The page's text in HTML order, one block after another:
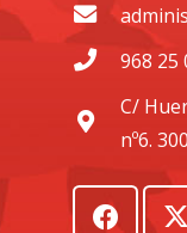
968 25
C/
nº6.